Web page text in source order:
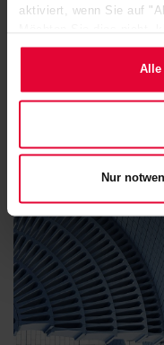
aktiviert, wenn Sie auf
Cookies verwenden".
die
Website) bzw. der
Alle
Nur
AUSWAHL
ZUGESCHNITTEN